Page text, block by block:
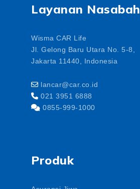
Layanan Nasabah
Wisma CAR Life
Jl. Gelong Baru Utara No. 5-8,
Jakarta 11440, Indonesia
lancar@car.co.id
021 3951 6888
0855-999-1000
Produk